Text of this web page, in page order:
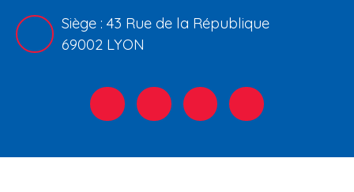
Siège : 43 Rue de la République
69002 LYON